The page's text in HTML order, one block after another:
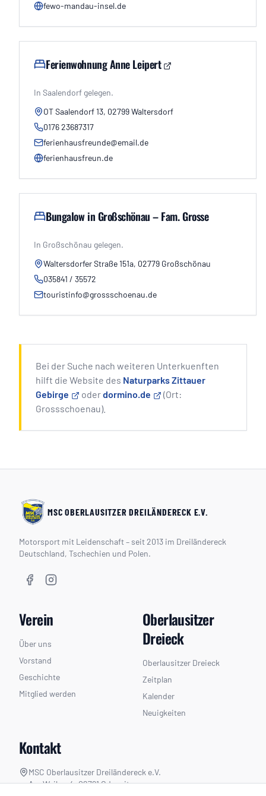
fewo-mandau-insel.de
Ferienwohnung Anne Leipert
In Saalendorf gelegen.
OT Saalendorf 13, 02799 Waltersdorf
0176 23687317
ferienhausfreunde@email.de
ferienhausfreun.de
Bungalow in Großschönau – Fam. Grosse
In Großschönau gelegen.
Waltersdorfer Straße 151a, 02779 Großschönau
035841 / 35572
touristinfo@grossschoenau.de
Bei der Suche nach weiteren Unterkuenften
hilft die Website des Naturparks Zittauer
Gebirge
oderdormino.de
(Ort:
Grossschoenau).
MSC OBERLAUSITZER DREILÄNDERECK E.V.
Motorsport mit Leidenschaft – seit 2013 im Dreiländereck
Deutschland, Tschechien und Polen.
Verein
Über uns
Vorstand
Geschichte
Mitglied werden
Oberlausitzer
Dreieck
Oberlausitzer Dreieck
Zeitplan
Kalender
Neuigkeiten
Kontakt
MSC Oberlausitzer Dreiländereck e.V.
Am Weiher 4, 02791 Oderwitz